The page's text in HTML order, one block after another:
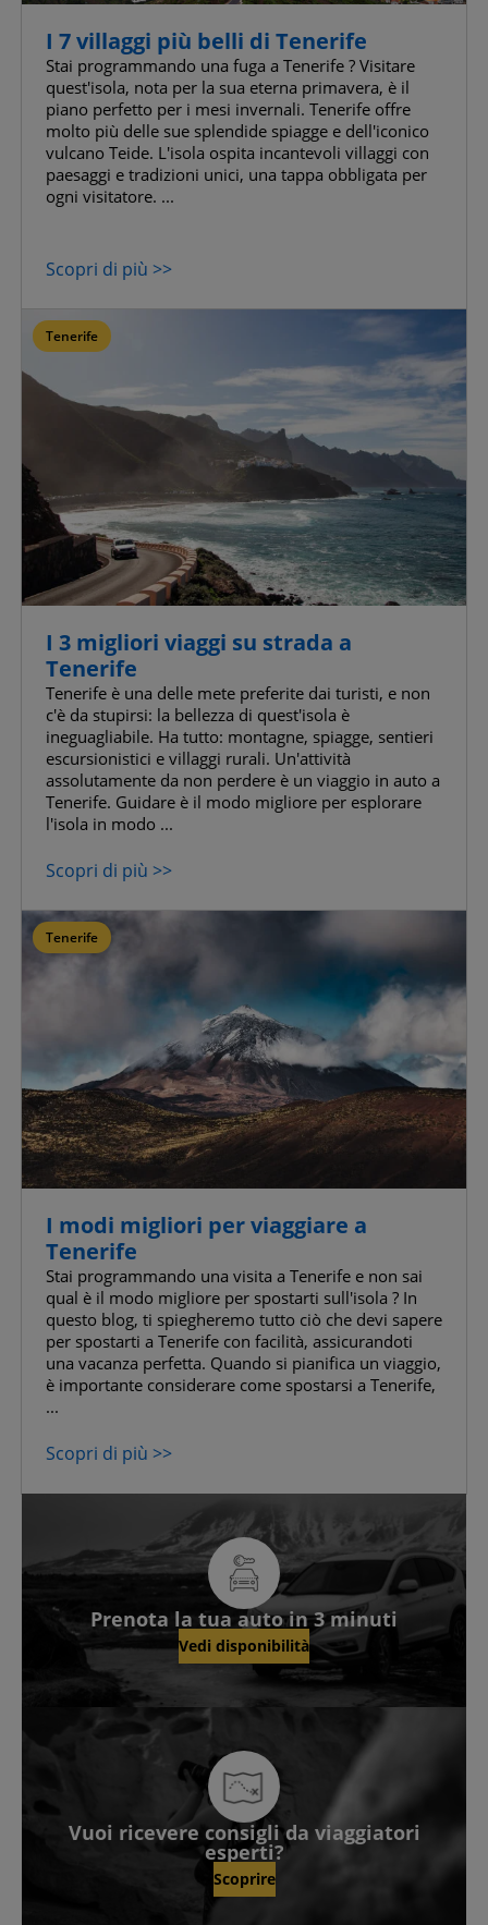
I 7 villaggi più belli di Tenerife
Stai programmando una fuga a Tenerife ? Visitare
quest'isola, nota per la sua eterna primavera, è il
piano perfetto per i mesi invernali. Tenerife offre
molto più delle sue splendide spiagge e dell'iconico
vulcano Teide. L'isola ospita incantevoli villaggi con
paesaggi e tradizioni unici, una tappa obbligata per
ogni visitatore. ...
Scopri di più >>
Tenerife
I 3 migliori viaggi su strada a
Tenerife
Tenerife è una delle mete preferite dai turisti, e non
c'è da stupirsi: la bellezza di quest'isola è
ineguagliabile. Ha tutto: montagne, spiagge, sentieri
escursionistici e villaggi rurali. Un'attività
assolutamente da non perdere è un viaggio in auto a
Tenerife. Guidare è il modo migliore per esplorare
l'isola in modo ...
Scopri di più >>
Tenerife
I modi migliori per viaggiare a
Tenerife
Stai programmando una visita a Tenerife e non sai
qual è il modo migliore per spostarti sull'isola ? In
questo blog, ti spiegheremo tutto ciò che devi sapere
per spostarti a Tenerife con facilità, assicurandoti
una vacanza perfetta. Quando si pianifica un viaggio,
è importante considerare come spostarsi a Tenerife,
...
Scopri di più >>
Prenota la tua auto in 3 minuti
Vedi disponibilità
Vuoi ricevere consigli da viaggiatori
esperti?
Scoprire